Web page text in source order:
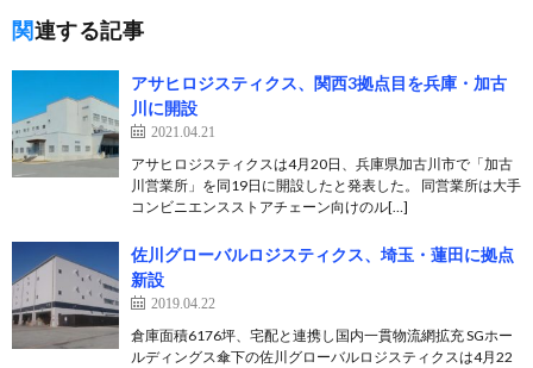
関連する記事
アサヒロジスティクス、関西3拠点目を兵庫・加古
川に開設
2021.04.21
アサヒロジスティクスは4月20日、兵庫県加古川市で「加古
川営業所」を同19日に開設したと発表した。 同営業所は大手
コンビニエンスストアチェーン向けのル[…]
佐川グローバルロジスティクス、埼玉・蓮田に拠点
新設
2019.04.22
倉庫面積6176坪、宅配と連携し国内一貫物流網拡充 SGホー
ルディングス傘下の佐川グローバルロジスティクスは4月22